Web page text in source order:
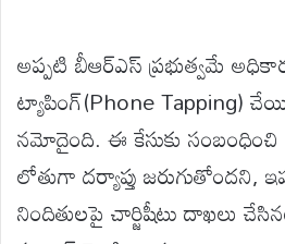
అప్పటి బీఆర్ఎస్ ప్రభుత్వమే
ట్యాపింగ్(Phone Tapping)
నమోదైంది. ఈ కేసుకు
లోతుగా దర్యాప్తు జరుగుతోందని,
నిందితులపై చార్జిషీటు దాఖలు